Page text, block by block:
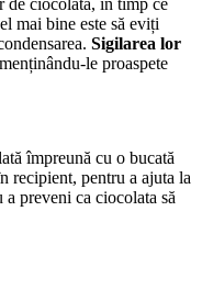
de ciocolată, în timp ce
mai bine este să eviți
Sigilarea lor
le proaspete
împreună cu o bucată
recipient, pentru a ajuta la
preveni ca ciocolata să